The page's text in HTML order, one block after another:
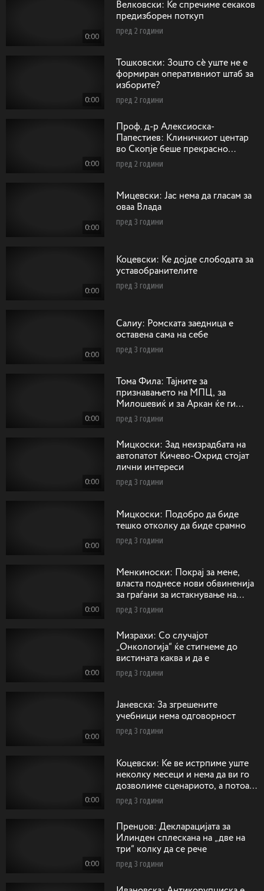
0:00
Велковски: Ќе спречиме секаков
предизборен поткуп
пред 2 години
0:00
Тошковски: Зошто сѐ уште не е
формиран оперативниот штаб за
изборите?
пред 2 години
0:00
Проф. д-р Алексиоска-
Папестиев: Клиничкиот центар
во Скопје беше прекрасно
замислен со одобрени средства
пред 2 години
0:00
Мицевски: Јас нема да гласам за
оваа Влада
пред 3 години
0:00
Коцевски: Ќе дојде слободата за
уставобранителите
пред 3 години
0:00
Салиу: Ромската заедница е
оставена сама на себе
пред 3 години
0:00
Тома Фила: Тајните за
признавањето на МПЦ, за
Милошевиќ и за Аркан ќе ги
однесам горе кај Господ
пред 3 години
0:00
Мицкоски: Зад неизрадбата на
автопатот Кичево-Охрид стојат
лични интереси
пред 3 години
0:00
Мицкоски: Подобро да биде
тешко отколку да биде срамно
пред 3 години
0:00
Менкиноски: Покрај за мене,
власта поднесе нови обвиненија
за граѓани за истакнување на
сонцето од Кутлеш
пред 3 години
0:00
Mизрахи: Со случајот
„Онкологија“ ќе стигнеме до
вистината каква и да е
пред 3 години
0:00
Jaневска: За згрешените
учебници нема одговорност
пред 3 години
0:00
Коцевски: Ќе ве истрпиме уште
неколку месеци и нема да ви го
дозволиме сценариото, а потоа
ќе има одговорност
пред 3 години
0:00
Пренџов: Декларацијата за
Илинден сплескана на „две на
три“ колку да се рече
пред 3 години